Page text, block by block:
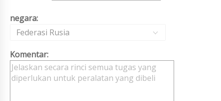
negara:
Federasi Rusia
Komentar: